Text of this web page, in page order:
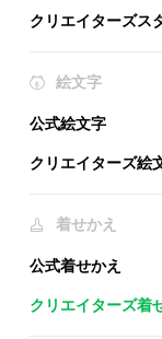
クリエイターズス
絵文字
公式絵文字
クリエイターズ絵
着せかえ
公式着せかえ
クリエイターズ着